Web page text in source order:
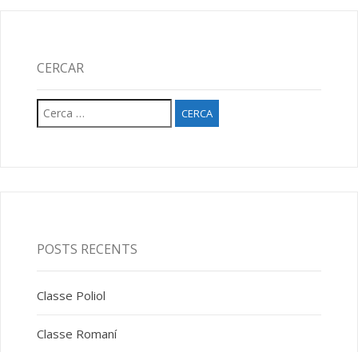
CERCAR
Cerca:
POSTS RECENTS
Classe Poliol
Classe Romaní